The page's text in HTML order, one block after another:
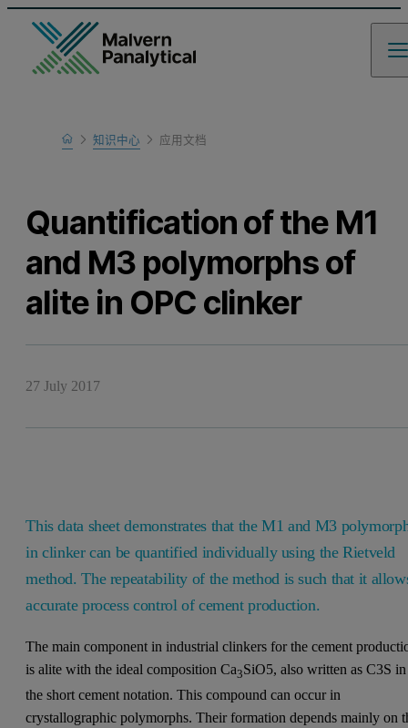
Home
Learn
知识中心 应用文档
Quantification of the M1
and M3 polymorphs of
alite in OPC clinker
27 July 2017
This data sheet demonstrates that the M1 and M3
in clinker can be quantified individually using the Rietveld
method. The repeatability of the method is such that it
accurate process control of cement production.
The main component in industrial clinkers for the cement
is alite with the ideal composition Ca3SiO5, also written as C3S in
the short cement notation. This compound can occur in
crystallographic polymorphs. Their formation depends mainly on